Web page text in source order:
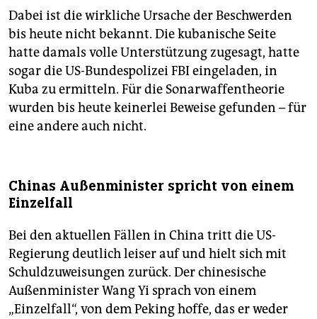
Dabei ist die wirkliche Ursache der Beschwerden
bis heute nicht bekannt. Die kubanische Seite
hatte damals volle Unterstützung zugesagt, hatte
sogar die US-Bundespolizei FBI eingeladen, in
Kuba zu ermitteln. Für die Sonarwaffentheorie
wurden bis heute keinerlei Beweise gefunden – für
eine andere auch nicht.
Chinas Außenminister spricht von einem
Einzelfall
Bei den aktuellen Fällen in China tritt die US-
Regierung deutlich leiser auf und hielt sich mit
Schuldzuweisungen zurück. Der chinesische
Außenminister Wang Yi sprach von einem
„Einzelfall“, von dem Peking hoffe, das er weder